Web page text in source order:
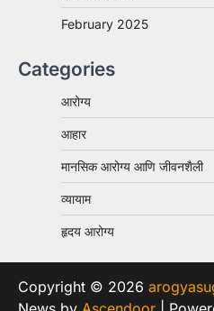
February 2025
Categories
आरोग्य
आहार
मानसिक आरोग्य आणि जीवनशैली
व्यायाम
हृदय आरोग्य
Copyright © 2026